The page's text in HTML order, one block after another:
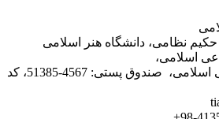
دانشگاه هنر اسلامی
دفتر نشریه هنرهای صناعی اسلامی، صندوق پستی: 4567-51385، کد